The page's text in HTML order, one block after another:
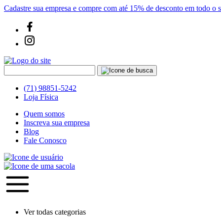
Cadastre sua empresa e compre com até 15% de desconto em todo o
(71) 98851-5242
Loja Física
Quem somos
Inscreva sua empresa
Blog
Fale Conosco
Ver todas categorias